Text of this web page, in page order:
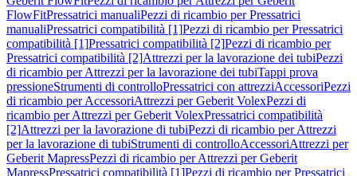
FlowFitPressatrici manualiPezzi di ricambio per Pressatrici
manualiPressatrici compatibilità [1]Pezzi di ricambio per Pressatrici
compatibilità [1]Pressatrici compatibilità [2]Pezzi di ricambio per
Pressatrici compatibilità [2]Attrezzi per la lavorazione dei tubiPezzi
di ricambio per Attrezzi per la lavorazione dei tubiTappi prova
pressioneStrumenti di controlloPressatrici con attrezziAccessoriPezzi
di ricambio per AccessoriAttrezzi per Geberit VolexPezzi di
ricambio per Attrezzi per Geberit VolexPressatrici compatibilità
[2]Attrezzi per la lavorazione di tubiPezzi di ricambio per Attrezzi
per la lavorazione di tubiStrumenti di controlloAccessoriAttrezzi per
Geberit MapressPezzi di ricambio per Attrezzi per Geberit
MapressPressatrici compatibilità [1]Pezzi di ricambio per Pressatrici